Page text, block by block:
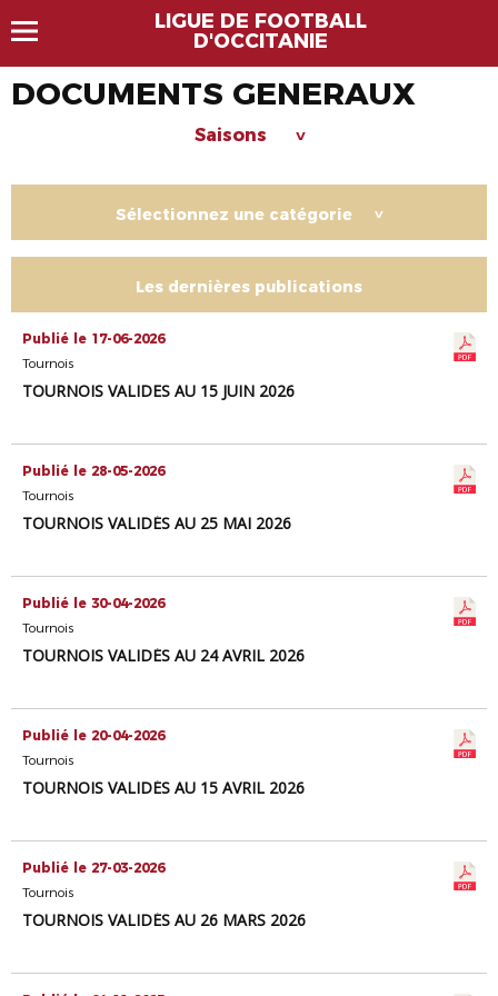
LIGUE DE FOOTBALL
D'OCCITANIE
DOCUMENTS GENERAUX
Saisons >
Sélectionnez une catégorie >
Les dernières publications
Publié le 17-06-2026
Tournois
TOURNOIS VALIDES AU 15 JUIN 2026
Publié le 28-05-2026
Tournois
TOURNOIS VALIDÉS AU 25 MAI 2026
Publié le 30-04-2026
Tournois
TOURNOIS VALIDÉS AU 24 AVRIL 2026
Publié le 20-04-2026
Tournois
TOURNOIS VALIDÉS AU 15 AVRIL 2026
Publié le 27-03-2026
Tournois
TOURNOIS VALIDÉS AU 26 MARS 2026